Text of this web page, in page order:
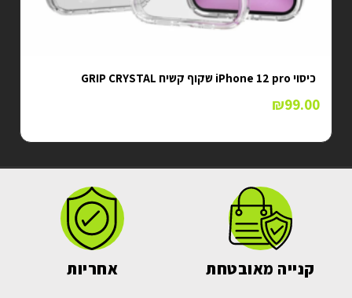
כיסוי iPhone 12 pro שקוף קשיח GRIP CRYSTAL
₪99.00
קנייה מאובטחת אחריות